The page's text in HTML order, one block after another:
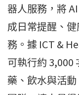
器人服務，將
成日常提醒、
務。據 ICT &
可執行約 3,000
藥、飲水與活